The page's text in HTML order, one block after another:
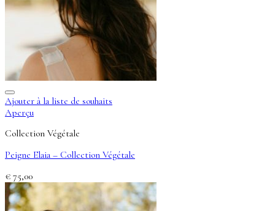
Ajouter à la liste de souhaits
Aperçu
Collection Végétale
Peigne Elaia – Collection Végétale
€ 75,00